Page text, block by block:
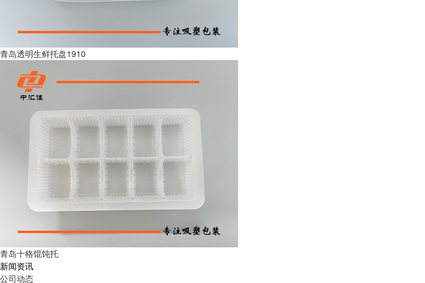
青岛透明生鲜托盘1910
青岛十格馄饨托
新闻资讯
公司动态